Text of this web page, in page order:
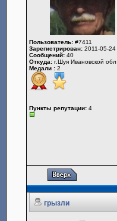
Пользователь: #7411
Зарегистрирован: 2011-05-24
Сообщений: 40
Откуда: г.Шуя Ивановской обл
Медали : 2
Пункты репутации: 4
грызли